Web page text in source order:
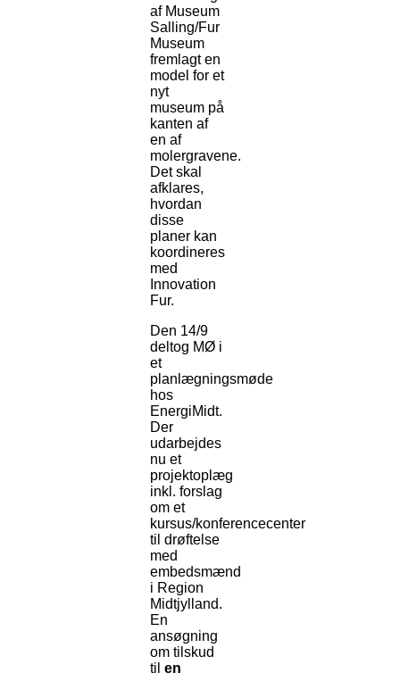
af Museum
Salling/Fur
Museum
fremlagt en
model for et
nyt
museum på
kanten af
en af
molergravene.
Det skal
afklares,
hvordan
disse
planer kan
koordineres
med
Innovation
Fur.
Den 14/9
deltog MØ i
et
planlægningsmøde
hos
EnergiMidt.
Der
udarbejdes
nu et
projektoplæg
inkl. forslag
om et
kursus/konferencecenter
til drøftelse
med
embedsmænd
i Region
Midtjylland.
En
ansøgning
om tilskud
til en